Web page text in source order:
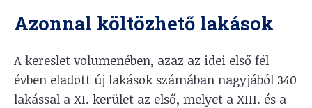
Azonnal költözhető lakások
A kereslet volumenében, azaz az idei első fél
évben eladott új lakások számában nagyjából 340
lakással a XI. kerület az első, melyet a XIII. és a